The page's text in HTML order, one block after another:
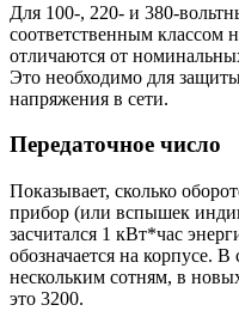
Для 100-, 220- и 380-
соответственным классом
отличаются от
Это необходимо для защиты
напряжения в сети.
Передаточное число
Показывает, сколько
прибор (или вспышек
засчитался 1 кВт*час
обозначается на корпусе.
нескольким сотням, в
это 3200.